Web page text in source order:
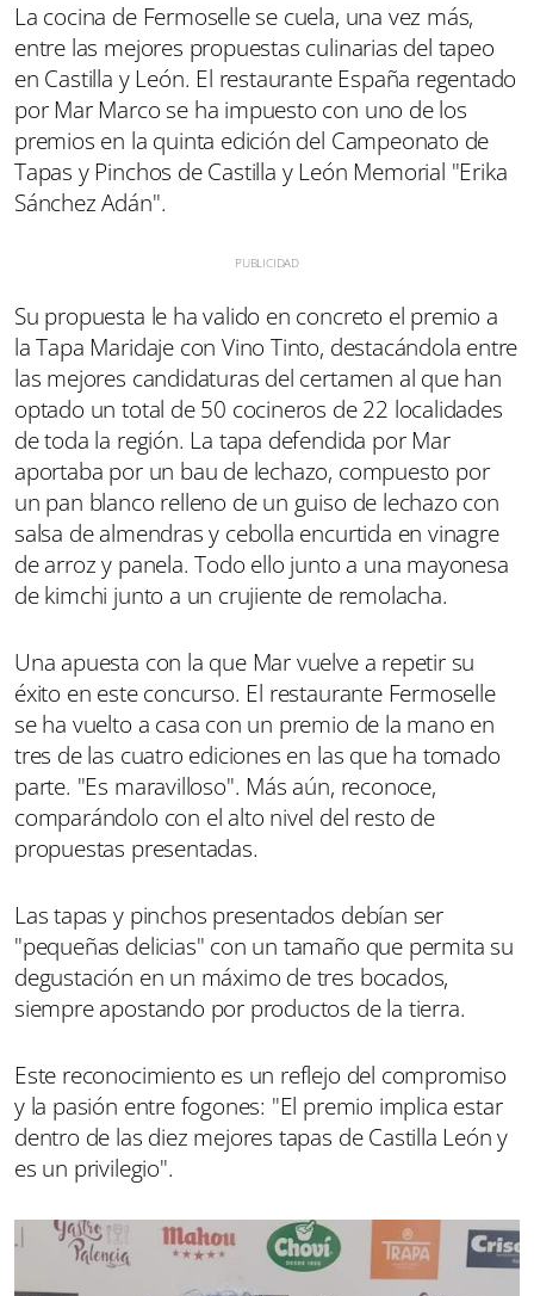
La cocina de Fermoselle se cuela, una vez más,
entre las mejores propuestas culinarias del tapeo
en Castilla y León. El restaurante España regentado
por Mar Marco se ha impuesto con uno de los
premios en la quinta edición del Campeonato de
Tapas y Pinchos de Castilla y León Memorial "Erika
Sánchez Adán".
Su propuesta le ha valido en concreto el premio a
la Tapa Maridaje con Vino Tinto, destacándola entre
las mejores candidaturas del certamen al que han
optado un total de 50 cocineros de 22 localidades
de toda la región. La tapa defendida por Mar
aportaba por un bau de lechazo, compuesto por
un pan blanco relleno de un guiso de lechazo con
salsa de almendras y cebolla encurtida en vinagre
de arroz y panela. Todo ello junto a una mayonesa
de kimchi junto a un crujiente de remolacha.
Una apuesta con la que Mar vuelve a repetir su
éxito en este concurso. El restaurante Fermoselle
se ha vuelto a casa con un premio de la mano en
tres de las cuatro ediciones en las que ha tomado
parte. "Es maravilloso". Más aún, reconoce,
comparándolo con el alto nivel del resto de
propuestas presentadas.
Las tapas y pinchos presentados debían ser
"pequeñas delicias" con un tamaño que permita su
degustación en un máximo de tres bocados,
siempre apostando por productos de la tierra.
Este reconocimiento es un reflejo del compromiso
y la pasión entre fogones: "El premio implica estar
dentro de las diez mejores tapas de Castilla León y
es un privilegio".